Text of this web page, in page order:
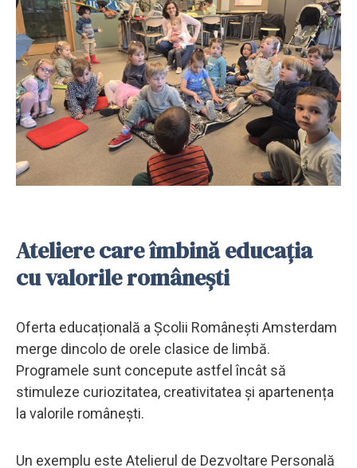
Ateliere care îmbină educația
cu valorile românești
Oferta educațională a Școlii Românești Amsterdam
merge dincolo de orele clasice de limbă.
Programele sunt concepute astfel încât să
stimuleze curiozitatea, creativitatea și apartenența
la valorile românești.
Un exemplu este Atelierul de Dezvoltare Personală